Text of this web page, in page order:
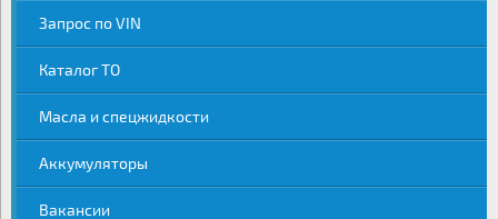
Запрос по VIN
Каталог ТО
Масла и спецжидкости
Аккумуляторы
Вакансии